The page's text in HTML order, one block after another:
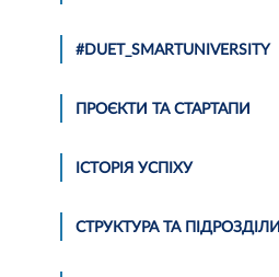
#DUET_SMARTUNIVERSITY
ПРОЄКТИ ТА СТАРТАПИ
ІСТОРІЯ УСПІХУ
СТРУКТУРА ТА ПІДРОЗДІЛИ